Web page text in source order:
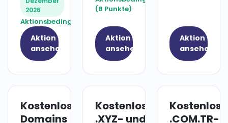
2026
Aktionsbedingungen
Aktion
ansehen
(8 Punkte)
Aktion
ansehen
Aktion
ansehen
Kostenlose
Domains
HOSTING
Kostenlose
.XYZ- und
DOMAIN
Kostenlose
.COM.TR-